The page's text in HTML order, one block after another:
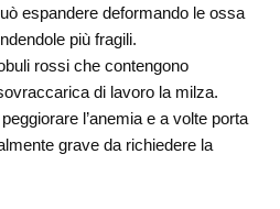
espandere deformando le ossa
più fragili.
rossi che contengono
di lavoro la milza.
l’anemia e a volte porta
grave da richiedere la